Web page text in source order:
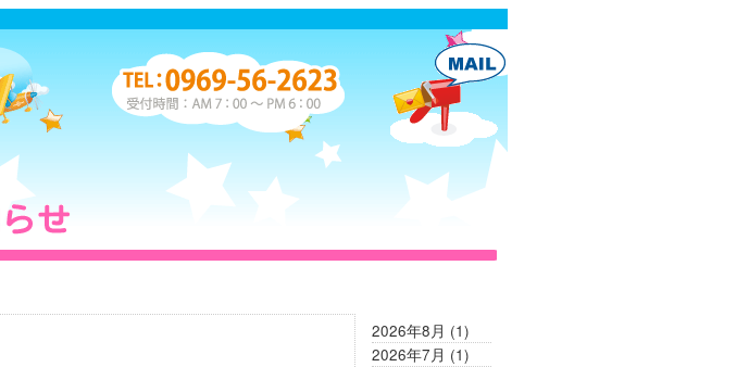
2026年8月 (1)
2026年7月 (1)